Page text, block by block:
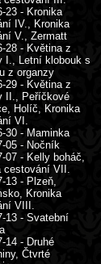
23 - Kronika
IV., Kronika
V., Zermatt
28 - Květina z
I., Letní klobouk s
z organzy
29 - Květina z
II., Peříčkové
Holíč, Kronika
VI.
30 - Maminka
05 - Nočník
07 - Kelly boháč,
cestování VII.
13 - Plzeň,
Kronika
VIII.
13 - Svatební
14 - Druhé
Čtvrté